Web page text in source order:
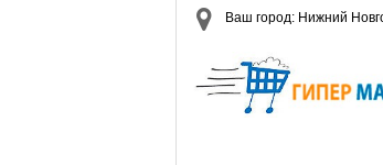
Ваш город: Нижний